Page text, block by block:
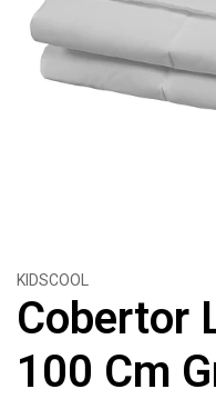
KIDSCOOL
Cobertor
100 Cm